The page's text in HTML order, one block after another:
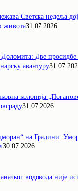
Светска недеља
живота31.07.2026
Две просидбе
авантуру
колонија
31.07.2026
на Градини:
30.07.2026
водовода није